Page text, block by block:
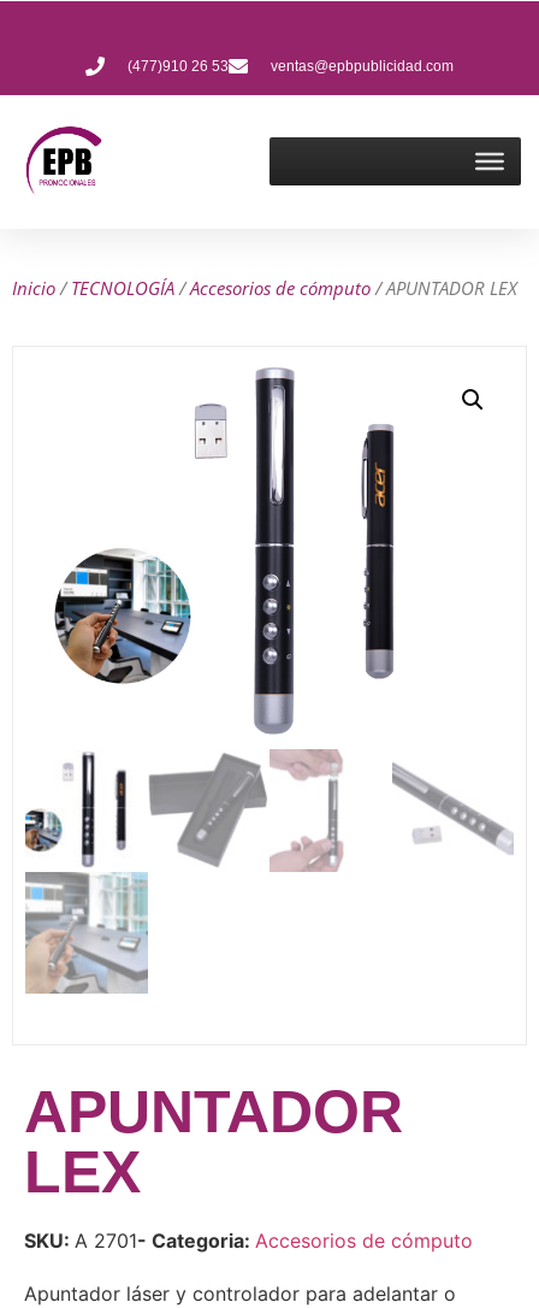
(477)910 26 53 ventas@epbpublicidad.com
Inicio /TECNOLOGÍA /Accesorios de cómputo / APUNTADOR LEX
APUNTADOR
LEX
SKU: A 2701- Categoria: Accesorios de cómputo
Apuntador láser y controlador para adelantar o